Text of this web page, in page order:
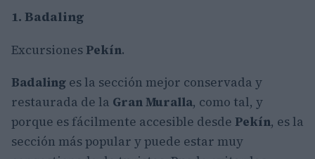
1. Badaling
Excursiones Pekín.
Badaling es la sección mejor conservada y
restaurada de la Gran Muralla, como tal, y
porque es fácilmente accesible desde Pekín, es la
sección más popular y puede estar muy